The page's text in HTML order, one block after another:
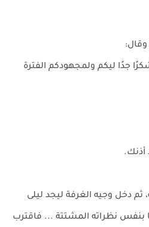
وقال:
جدًا ليكم ولمجهودكم الفترة
أذنك.
ثم دخل وجيه الغرفة ليجد ليلى
بنفس نظراته المشتتة ... فاقترب